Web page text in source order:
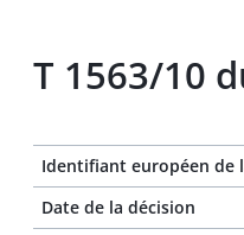
T 1563/10
Identifiant européen de
Date de la décision